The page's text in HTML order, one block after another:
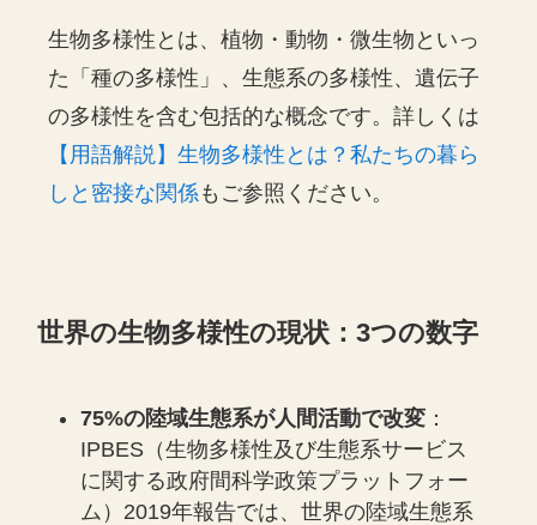
生物多様性とは、植物・動物・微生物といっ
た「種の多様性」、生態系の多様性、遺伝子
の多様性を含む包括的な概念です。詳しくは
【用語解説】生物多様性とは？私たちの暮ら
しと密接な関係 もご参照ください。
世界の生物多様性の現状：3つの数字
75%の陸域生態系が人間活動で改変 ：
IPBES（生物多様性及び生態系サービス
に関する政府間科学政策プラットフォー
ム）2019年報告では、世界の陸域生態系